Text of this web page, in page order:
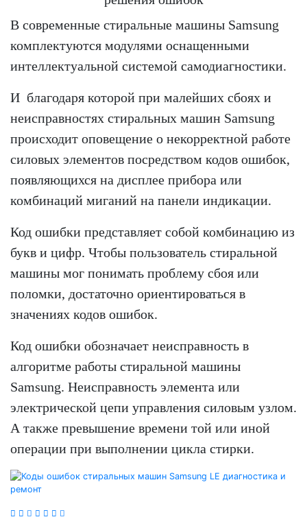
В современные стиральные машины Samsung
комплектуются модулями оснащенными
интеллектуальной системой самодиагностики.
И благодаря которой при малейших сбоях и
неисправностях стиральных машин Samsung
происходит оповещение о некорректной работе
силовых элементов посредством кодов ошибок,
появляющихся на дисплее прибора или
комбинаций миганий на панели индикации.
Код ошибки представляет собой комбинацию из
букв и цифр. Чтобы пользователь стиральной
машины мог понимать проблему сбоя или
поломки, достаточно ориентироваться в
значениях кодов ошибок.
Код ошибки обозначает неисправность в
алгоритме работы стиральной машины
Samsung. Неисправность элемента или
электрической цепи управления силовым узлом.
А также превышение времени той или иной
операции при выполнении цикла стирки.